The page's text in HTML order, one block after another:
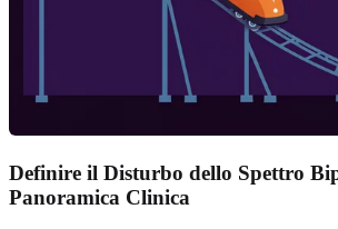
Definire il Disturbo dello Spettro
Panoramica Clinica